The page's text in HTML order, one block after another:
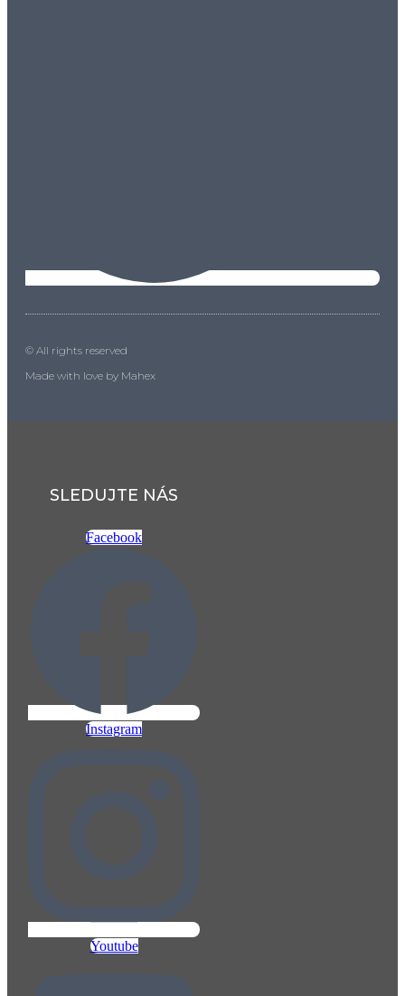
© All rights reserved
Made with love by Mahex
SLEDUJTE NÁS
Facebook
Instagram
Youtube